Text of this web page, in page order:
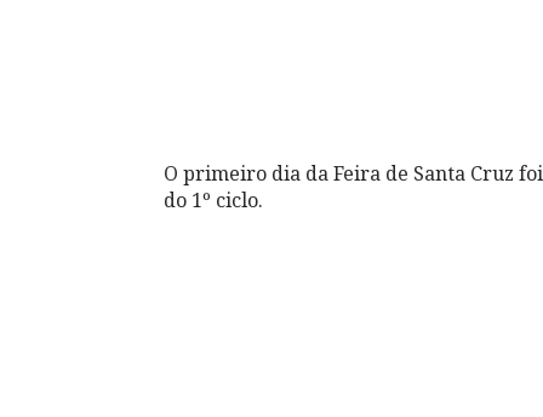
O primeiro dia da Feira de Santa Cruz
do 1º ciclo.